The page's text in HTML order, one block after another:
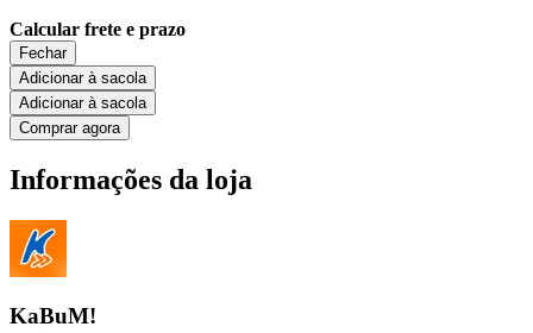
Calcular frete e prazo
Fechar
Adicionar à sacola
Adicionar à sacola
Comprar agora
Informações da loja
KaBuM!